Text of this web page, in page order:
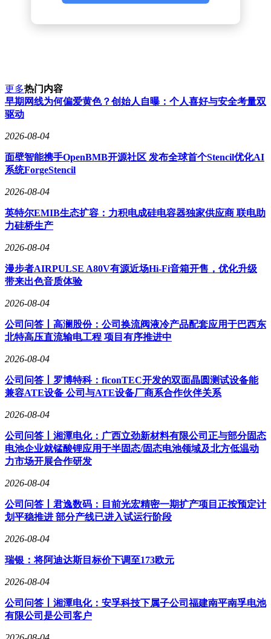
更多热门内容
早期网线为何偏爱黄色？创始人自曝：个人喜好与安全考量双
驱动
2026-08-04
面壁智能携手OpenBMB开源社区 发布全球首个Stencil优化AI
系统ForgeStencil
2026-08-04
英特尔EMIB生态扩容：力积电成硅电容器独家供应商 联电助
力硅桥生产
2026-08-04
漫步者AIRPULSE A80V有源近场Hi-Fi音箱开售，优化升级
带来出色音质体验
2026-08-04
公司问答丨高澜股份：公司换流阀液冷产品配套应用于巴西东
北特高压直流输电工程 项目有序推进中
2026-08-04
公司问答丨罗博特科：ficonTEC开发的双面晶圆测试设备能
兼容ATE设备 公司与ATE设备厂商系合作伙伴关系
2026-08-04
公司问答丨湘潭电化：广西立劲新材料有限公司正与部分固态
电池企业就锰酸锂应用于半固态/固态电池领域及北方低温动
力市场开展合作研发
2026-08-04
公司问答丨君逸数码：目前光宏精密一期扩产项目正按预定计
划平稳推进 部分产线已进入试运行阶段
2026-08-04
瑞银：将阿迪达斯目标价下调至173欧元
2026-08-04
公司问答丨湘潭电化：安孚科技下属子公司福建南平南孚电池
有限公司是公司客户